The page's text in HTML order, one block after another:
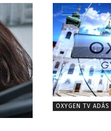
Gombos Éva –
OXYGEN TV ADÁS